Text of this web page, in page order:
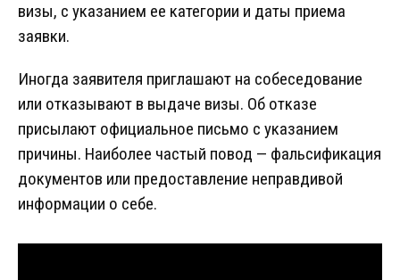
визы, с указанием ее категории и даты приема
заявки.
Иногда заявителя приглашают на собеседование
или отказывают в выдаче визы. Об отказе
присылают официальное письмо с указанием
причины. Наиболее частый повод — фальсификация
документов или предоставление неправдивой
информации о себе.